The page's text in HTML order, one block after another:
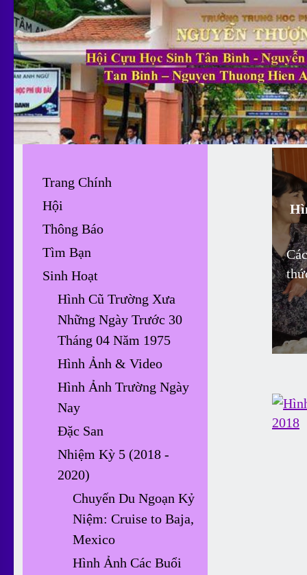
Trang Chính
Hội
Thông Báo
Tìm Bạn
Sinh Hoạt
Hình Cũ Trường Xưa
Những Ngày Trước 30
Tháng 04 Năm 1975
Hình Ảnh & Video
Hình Ảnh Trường Ngày
Nay
Đặc San
Nhiệm Kỳ 5 (2018 -
2020)
Chuyến Du Ngoạn Kỷ
Niệm: Cruise to Baja,
Mexico
Hình Ảnh Các Buổi